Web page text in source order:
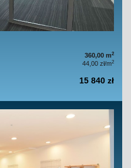
360,00 m2
44,00 zł/m2
15 840 zł